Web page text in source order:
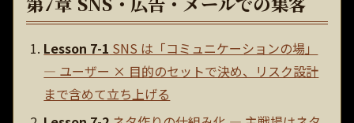
Lesson 7-1 SNS は「コミュニケーションの場」
— ユーザー × 目的のセットで決め、リスク設計
まで含めて立ち上げる